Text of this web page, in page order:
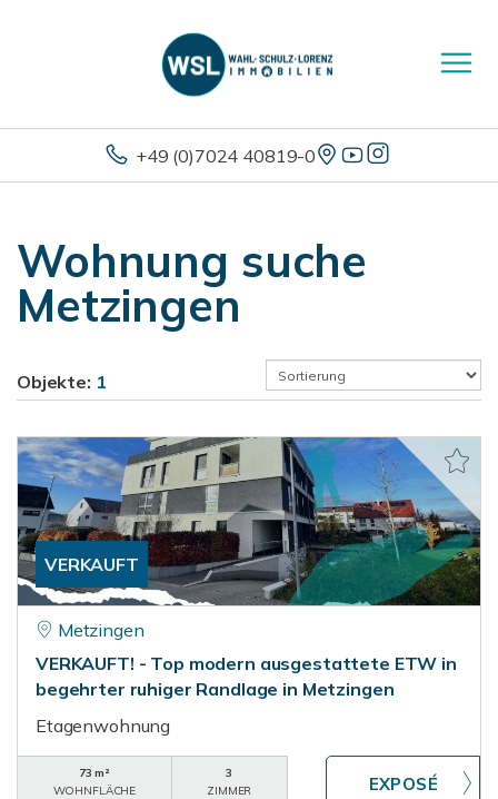
+49 (0)7024 40819-0
Wohnung suche
Metzingen
Objekte: 1
VERKAUFT
Metzingen
VERKAUFT! - Top modern ausgestattete ETW in
begehrter ruhiger Randlage in Metzingen
Etagenwohnung
73 m²
WOHNFLÄCHE
3
ZIMMER